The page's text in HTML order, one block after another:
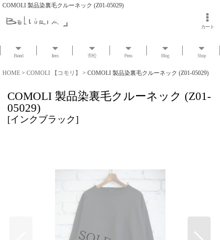
COMOLI 製品染裏毛クルーネック (Z01-05029)
カート
Brand Item 市松 Press Blog Shop
HOME > COMOLI 【コモリ】 > COMOLI 製品染裏毛クルーネック (Z01-05029)
COMOLI 製品染裏毛クルーネック (Z01-
05029)
[インクブラック]